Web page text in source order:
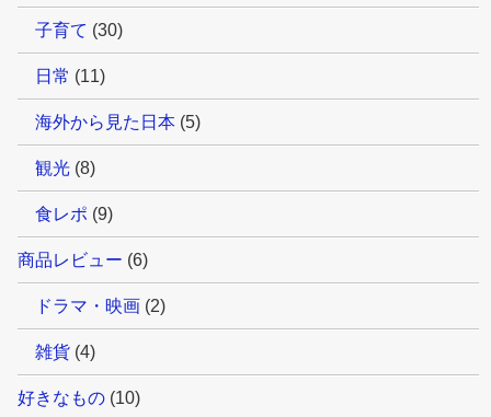
子育て (30)
日常 (11)
海外から見た日本 (5)
観光 (8)
食レポ (9)
商品レビュー (6)
ドラマ・映画 (2)
雑貨 (4)
好きなもの (10)